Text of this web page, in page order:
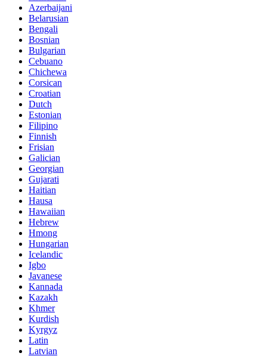
Azerbaijani
Belarusian
Bengali
Bosnian
Bulgarian
Cebuano
Chichewa
Corsican
Croatian
Dutch
Estonian
Filipino
Finnish
Frisian
Galician
Georgian
Gujarati
Haitian
Hausa
Hawaiian
Hebrew
Hmong
Hungarian
Icelandic
Igbo
Javanese
Kannada
Kazakh
Khmer
Kurdish
Kyrgyz
Latin
Latvian